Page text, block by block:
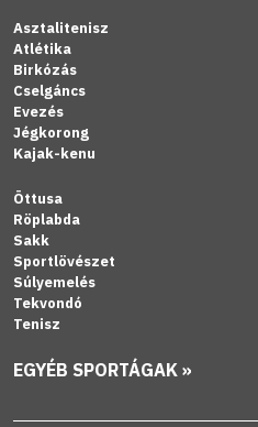
Asztalitenisz
Atlétika
Birkózás
Cselgáncs
Evezés
Jégkorong
Kajak-kenu
Öttusa
Röplabda
Sakk
Sportlövészet
Súlyemelés
Tekvondó
Tenisz
EGYÉB SPORTÁGAK »